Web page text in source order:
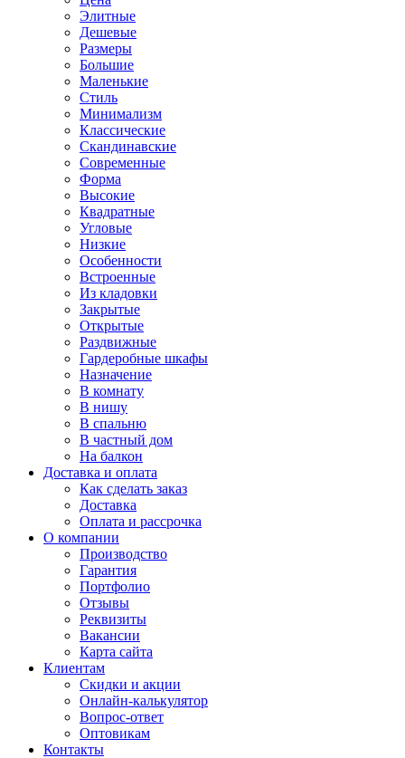
Элитные
Дешевые
Размеры
Большие
Маленькие
Стиль
Минимализм
Классические
Скандинавские
Современные
Форма
Высокие
Квадратные
Угловые
Низкие
Особенности
Встроенные
Из кладовки
Закрытые
Открытые
Раздвижные
Гардеробные шкафы
Назначение
В комнату
В нишу
В спальню
В частный дом
На балкон
Доставка и оплата
Как сделать заказ
Доставка
Оплата и рассрочка
О компании
Производство
Гарантия
Портфолио
Отзывы
Реквизиты
Вакансии
Карта сайта
Клиентам
Скидки и акции
Онлайн-калькулятор
Вопрос-ответ
Оптовикам
Контакты